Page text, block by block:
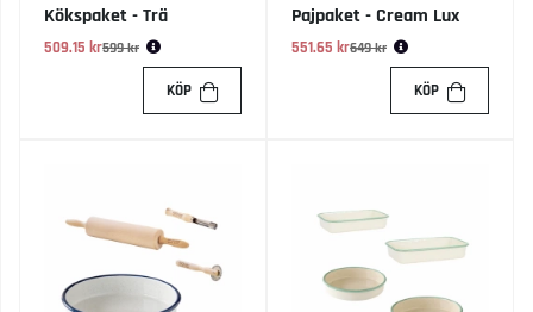
Kökspaket - Trä
509.15 kr
Ordinarie pris:
599 kr
KÖP
Pajpaket - Cream Lux
551.65 kr
Ordinarie pris:
649 kr
KÖP